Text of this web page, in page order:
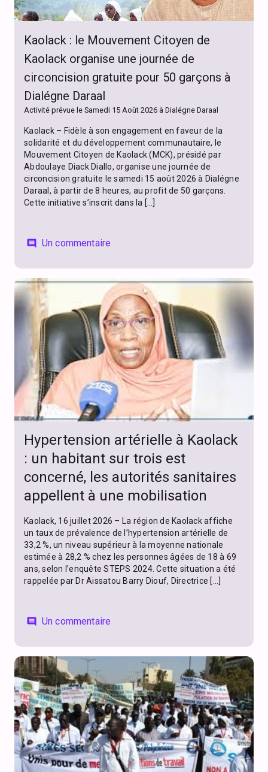
Kaolack : le Mouvement Citoyen de
Kaolack organise une journée de
circoncision gratuite pour 50 garçons à
Dialégne Daraal
Activité prévue le Samedi 15 Août 2026 à Dialégne Daraal
Kaolack – Fidèle à son engagement en faveur de la
solidarité et du développement communautaire, le
Mouvement Citoyen de Kaolack (MCK), présidé par
Abdoulaye Diack Diallo, organise une journée de
circoncision gratuite le samedi 15 août 2026 à Dialégne
Daraal, à partir de 8 heures, au profit de 50 garçons.
Cette initiative s’inscrit dans la […]
comment Un commentaire
Hypertension artérielle à Kaolack
: un habitant sur trois est
concerné, les autorités sanitaires
appellent à une mobilisation
Kaolack, 16 juillet 2026 – La région de Kaolack affiche
un taux de prévalence de l’hypertension artérielle de
33,2 %, un niveau supérieur à la moyenne nationale
estimée à 28,2 % chez les personnes âgées de 18 à 69
ans, selon l’enquête STEPS 2024. Cette situation a été
rappelée par Dr Aissatou Barry Diouf, Directrice […]
comment Un commentaire